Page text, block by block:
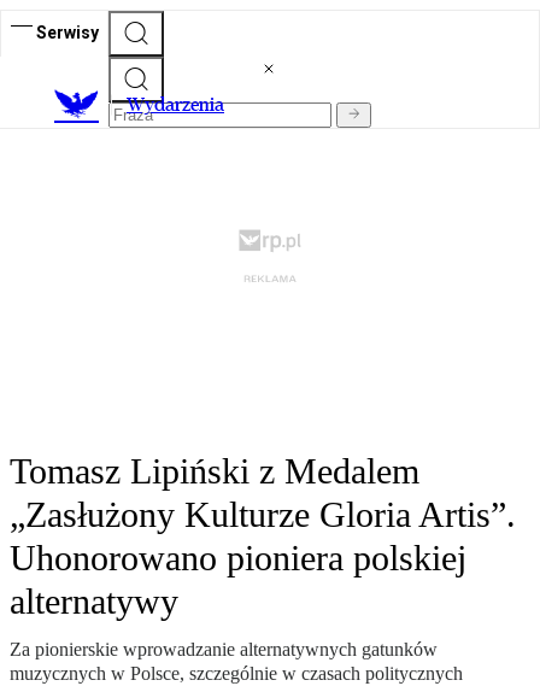
Serwisy
Wydarzenia
Tomasz Lipiński z Medalem
„Zasłużony Kulturze Gloria Artis”.
Uhonorowano pioniera polskiej
alternatywy
Za pionierskie wprowadzanie alternatywnych gatunków
muzycznych w Polsce, szczególnie w czasach politycznych